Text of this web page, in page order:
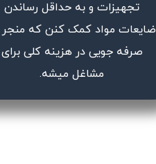
تجهیزات و به حداقل رساندن
ضایعات مواد کمک کنن که منجر
صرفه جویی در هزینه کلی برای
مشاغل میشه.